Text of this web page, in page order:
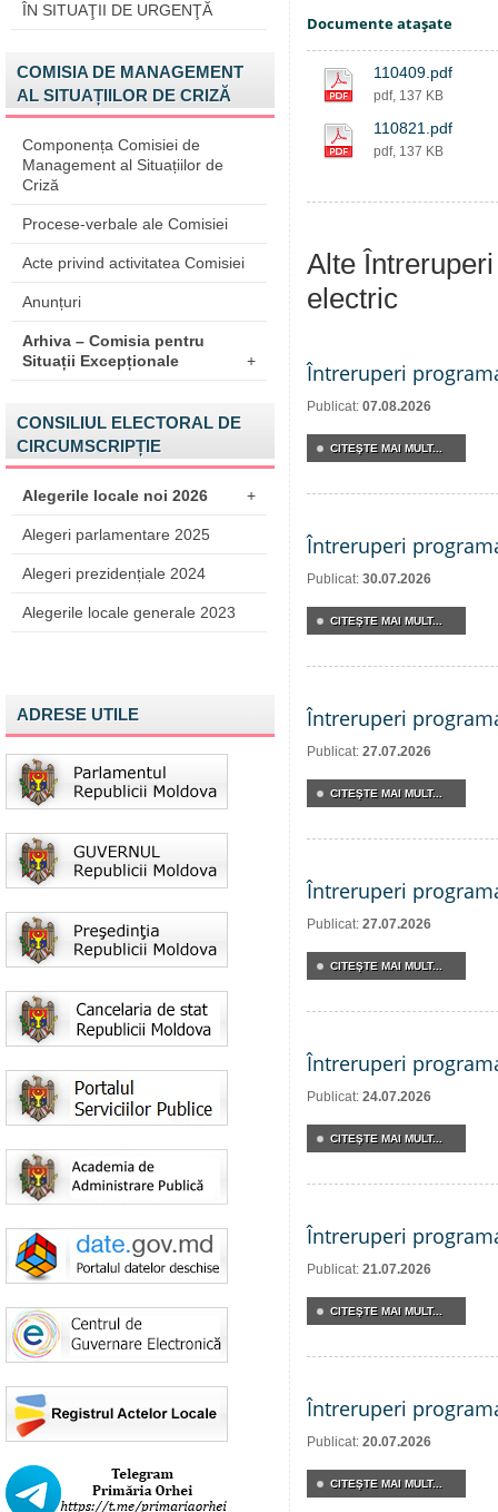
ÎN SITUAŢII DE URGENŢĂ
COMISIA DE MANAGEMENT
AL SITUAȚIILOR DE CRIZĂ
Componența Comisiei de
Management al Situațiilor de
Criză
Procese-verbale ale Comisiei
Acte privind activitatea Comisiei
Anunțuri
Arhiva – Comisia pentru
Situații Excepționale
+
CONSILIUL ELECTORAL DE
CIRCUMSCRIPȚIE
Alegerile locale noi 2026 +
Alegeri parlamentare 2025
Alegeri prezidențiale 2024
Alegerile locale generale 2023
ADRESE UTILE
Documente ataşate
110409.pdf
pdf, 137 KB
110821.pdf
pdf, 137 KB
Alte
electric
Întreruperi
Publicat: 07.08.2026
CITEŞTE MAI MULT...
Întreruperi
Publicat: 30.07.2026
CITEŞTE MAI MULT...
Întreruperi
Publicat: 27.07.2026
CITEŞTE MAI MULT...
Întreruperi
Publicat: 27.07.2026
CITEŞTE MAI MULT...
Întreruperi
Publicat: 24.07.2026
CITEŞTE MAI MULT...
Întreruperi
Publicat: 21.07.2026
CITEŞTE MAI MULT...
Întreruperi
Publicat: 20.07.2026
CITEŞTE MAI MULT...